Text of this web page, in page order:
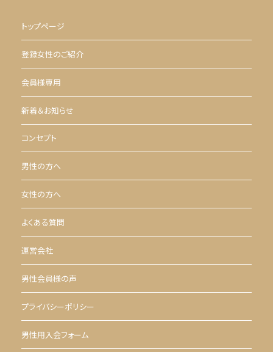
トップページ
登録女性のご紹介
会員様専用
新着＆お知らせ
コンセプト
男性の方へ
女性の方へ
よくある質問
運営会社
男性会員様の声
プライバシーポリシー
男性用入会フォーム